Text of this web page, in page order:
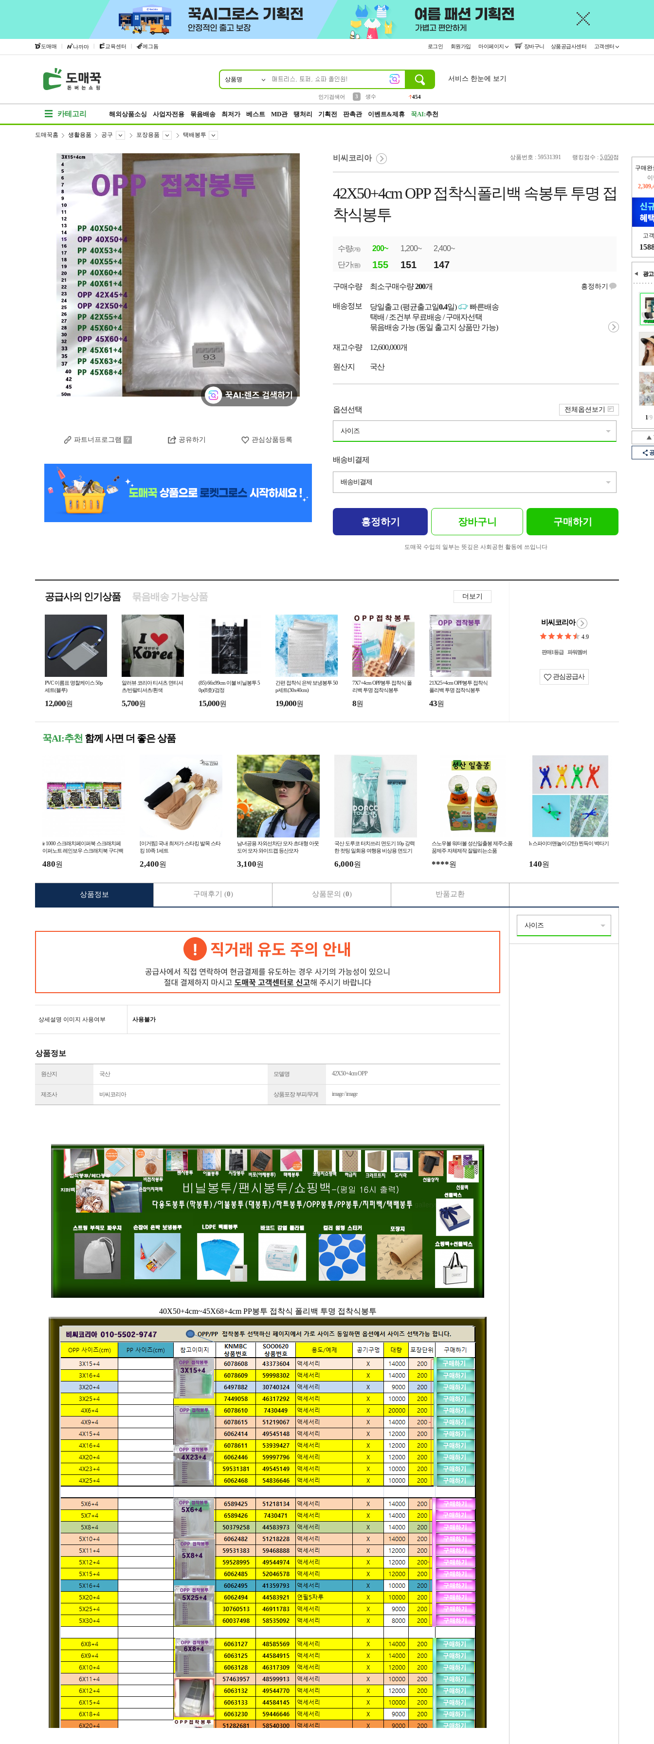
도매매 | 나까마 | 교육센터 | 에그돔 로그인 회원가입 마이페이지 장바구니 상품공급사센터 고객센터
상품명
인기검색어
4
등산 152
서비스 한눈에 보기
카테고리 해외상품소싱 사업자전용 묶음배송 최저가 베스트 MD관 땡처리 기획전 판촉관 이벤트&제휴 꾹AI:추천
구매완
고
광고
1/9
도매꾹홈 생활용품 공구 포장용품 택배봉투
파트너프로그램 공유하기 관심상품등록
상품번호 : 59531391 랭킹점수 : 5,050점
비씨코리아
42X50+4cm OPP 접착식폴리백 속봉투 투명 접
착식봉투
수량(개) 200~ 1,200~
2,400~
단가(원) 155 151 147
구매수량 최소구매수량200개 흥정하기
배송정보 당일출고 (평균출고일0.4일)
빠른배송
택배 / 조건부 무료배송 / 구매자선택
묶음배송 가능 (동일 출고지 상품만 가능)
재고수량 12,600,000개
원산지 국산
옵션선택
사이즈
전체옵션보기
배송비결제
배송비결제
흥정하기 장바구니 구매하기
도매꾹 수입의 일부는 뜻깊은 사회공헌 활동에 쓰입니다
공급사의 인기상품 더보기
묶음배송 가능상품
PVC 이름표 명찰케이스 50p
세트(블루)
12,000원
알러뷰 코리아 티셔츠 면티셔
츠/반팔티셔츠/흰색
5,700원
(85) 66x99cm 이불 비닐봉투 5
0p(8호)/검정
15,000원
간편 접착식 은박 보냉봉투 50
p세트(30x40cm)
19,000원
7X7+4cm OPP봉투 접착식 폴
리백 투명 접착식봉투
8원
21X25+4cm OPP봉투 접착식
폴리백 투명 접착식봉투
43원
비씨코리아
4.9
판매1등급 파워멤버
관심공급사
꾹AI:추천 함께 사면 더 좋은 상품
ir 1000 스크래치페이퍼북 스크래치페
이퍼노트 레인보우 스크래치북 구디백
480원
[이거찜] 국내 최저가 스타킹 발목 스타
킹 10족 1세트
2,400원
남녀공용 자외선차단 모자 초대형 아웃
도어 모자 와이드캡 등산모자
3,100원
국산 도루코 터치쓰리 면도기 10p 강력
한 컷팅 일회용 여행용 비상용 면도기
6,000원
스노우볼 워터볼 성산일출봉 제주소품
꿈제주 자체제작 잘팔리는소품
****원
h 스파이더맨놀이 (2탄) 찐득이 벽타기
140원
상세설명 이미지 사용여부 사용불가
상품정보
원산지 국산 모델명 42X50+4cm OPP
제조사 비씨코리아 상품포장 부피/무게 image / image
40X50+4cm~45X68+4cm PP봉투 접착식 폴리백 투명 접착식봉투
상품정보 구매후기 (0) 상품문의 (0) 반품교환
사이즈